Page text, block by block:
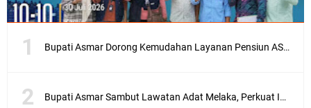
Bupati Asmar Dorong Kemudahan Layanan Pensiun ASN melalui Sinergi dengan BRK Syariah
Bupati Asmar Sambut Lawatan Adat Melaka, Perkuat Ikatan Serumpun Indonesia–Malaysia di Kepulauan Meranti